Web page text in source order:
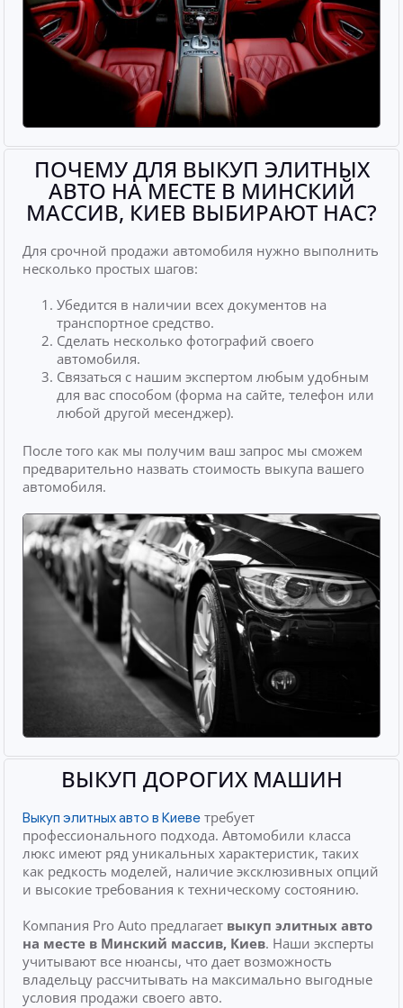
ПОЧЕМУ ДЛЯ ВЫКУП ЭЛИТНЫХ
АВТО НА МЕСТЕ В МИНСКИЙ
МАССИВ, КИЕВ ВЫБИРАЮТ НАС?
Для срочной продажи автомобиля нужно выполнить
несколько простых шагов:
Убедится в наличии всех документов на
транспортное средство.
Сделать несколько фотографий своего
автомобиля.
Связаться с нашим экспертом любым удобным
для вас способом (форма на сайте, телефон или
любой другой месенджер).
После того как мы получим ваш запрос мы сможем
предварительно назвать стоимость выкупа вашего
автомобиля.
ВЫКУП ДОРОГИХ МАШИН
Выкуп элитных авто в Киеве требует
профессионального подхода. Автомобили класса
люкс имеют ряд уникальных характеристик, таких
как редкость моделей, наличие эксклюзивных опций
и высокие требования к техническому состоянию.
Компания Pro Auto предлагает выкуп элитных авто
на месте в Минский массив, Киев. Наши эксперты
учитывают все нюансы, что дает возможность
владельцу рассчитывать на максимально выгодные
условия продажи своего авто.